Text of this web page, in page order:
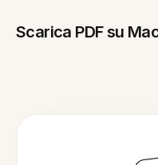
Scarica PDF su